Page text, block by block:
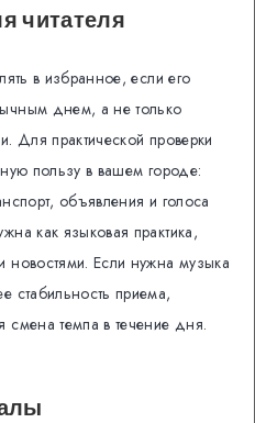
читателя
в избранное, если его
днем, а не только
Для практической проверки
пользу в вашем городе:
объявления и голоса
как языковая практика,
новостями. Если нужна музыка
стабильность приема,
смена темпа в течение дня.